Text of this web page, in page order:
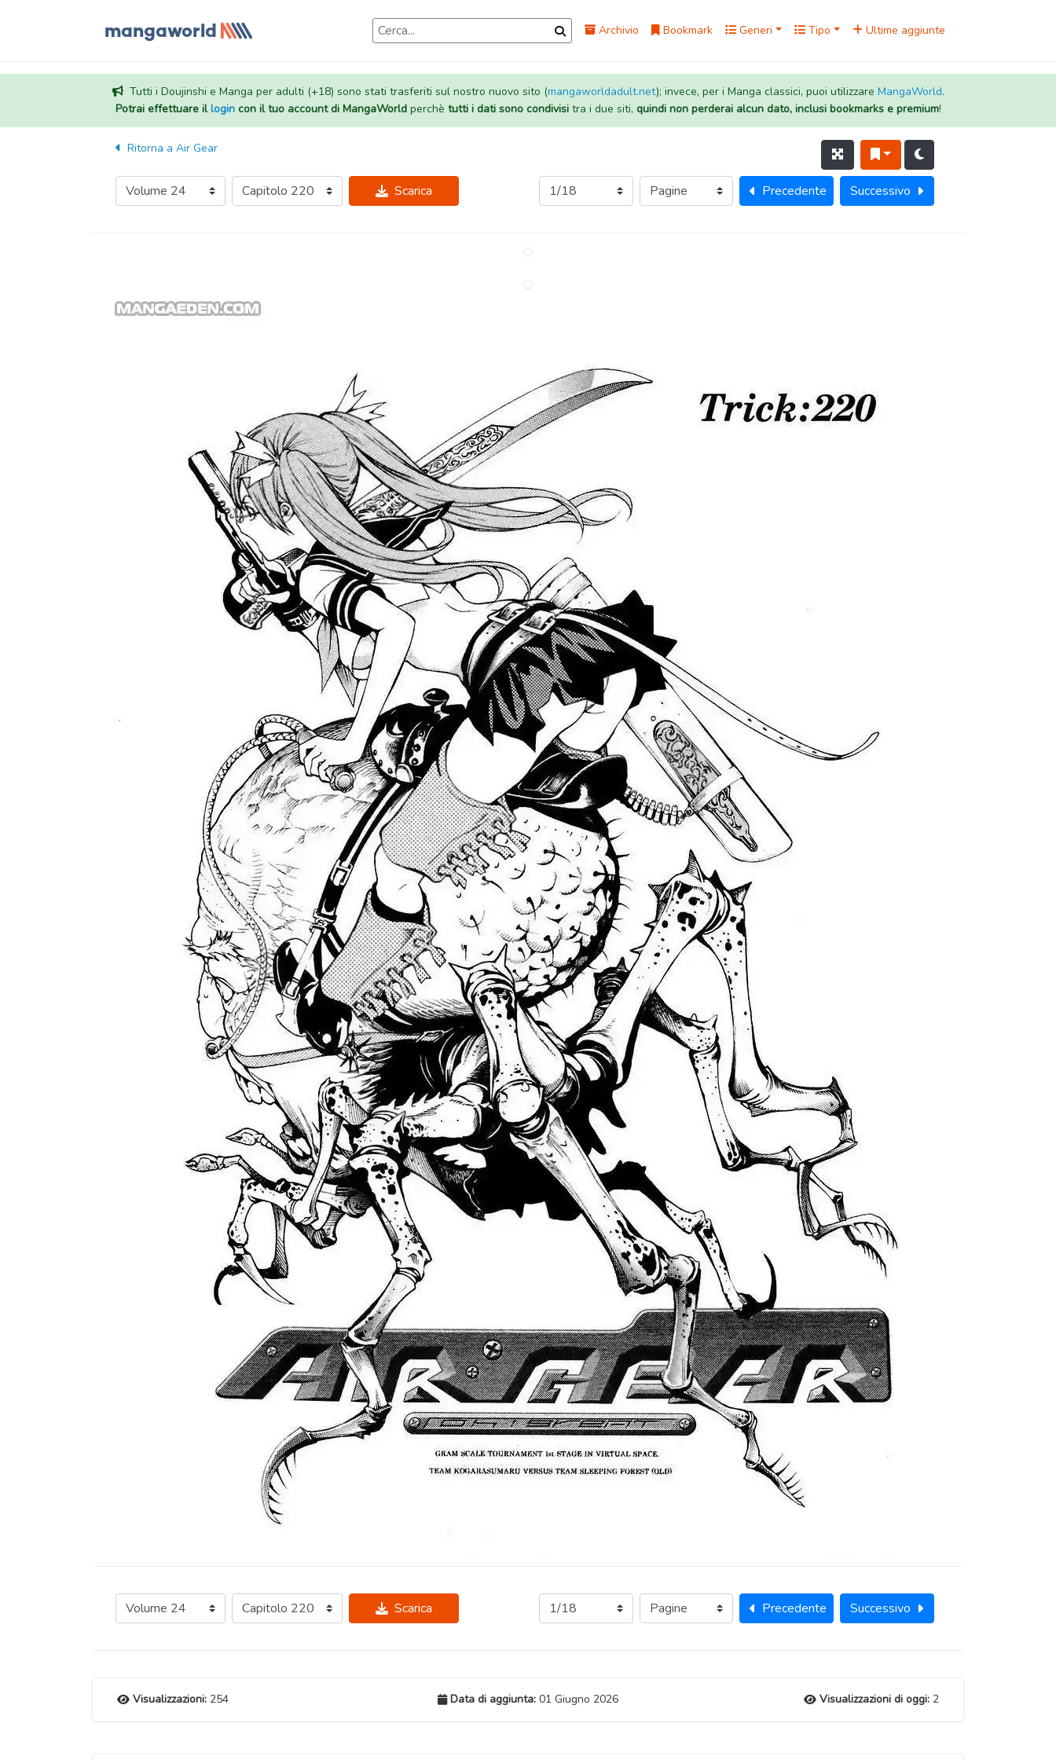
Archivio Bookmark Generi Tipo Ultime aggiunte
Tutti i Doujinshi e Manga per adulti (+18) sono stati trasferiti sul nostro nuovo sito (mangaworldadult.net); invece, per i Manga classici, puoi utilizzare MangaWorld.
Potrai effettuare illogincon il tuo account di MangaWorldperchè tutti i dati sono condivisitra i due siti, quindi non perderai alcun dato, inclusi bookmarks e premium!
Ritorna a Air Gear
Scarica Precedente Successivo
Scarica Precedente Successivo
Visualizzazioni: 254 Data di aggiunta:01 Giugno 2026 Visualizzazioni di oggi:2